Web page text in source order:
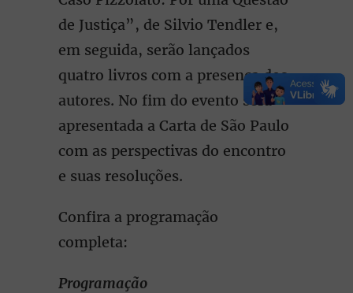
de Justiça”, de Silvio Tendler e,
em seguida, serão lançados
quatro livros com a presença dos
autores. No fim do evento será
apresentada a Carta de São Paulo
com as perspectivas do encontro
e suas resoluções.
Confira a programação
completa:
Programação